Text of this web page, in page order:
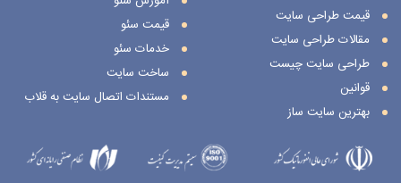
قیمت سئو
خدمات سئو
ساخت سایت
مستندات اتصال سایت به قلاب
قیمت طراحی سایت
مقالات طراحی سایت
طراحی سایت چیست
قوانین
بهترین سایت ساز